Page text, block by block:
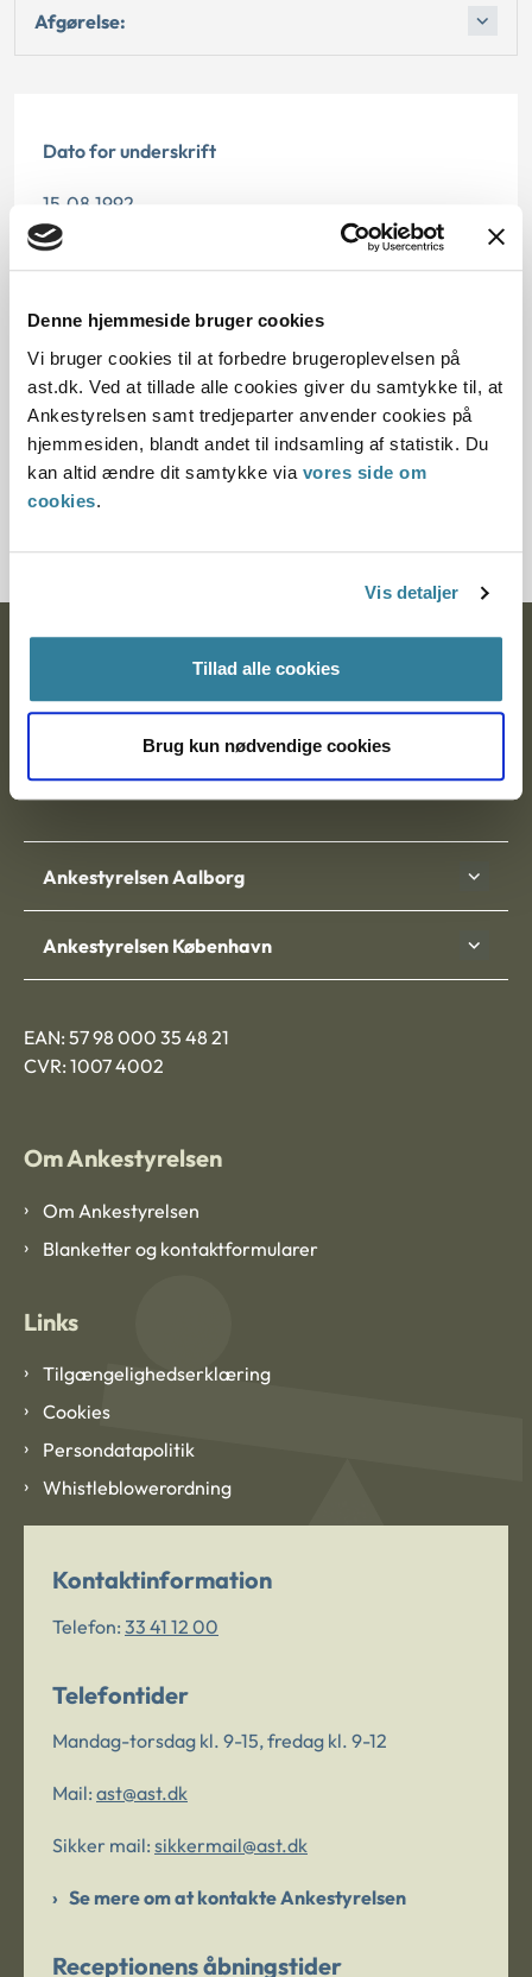
Denne hjemmeside bruger cookies
Vi bruger cookies til at forbedre brugeroplevelsen på
ast.dk. Ved at tillade alle cookies giver du samtykke til, at
Ankestyrelsen samt tredjeparter anvender cookies på
hjemmesiden, blandt andet til indsamling af statistik. Du
kan altid ændre dit samtykke via vores side om
cookies.
Vis detaljer
Tillad alle cookies
Brug kun nødvendige cookies
Afgørelse:
Dato for underskrift
15.08.1992
Offentliggørelsesdato
12.07.2013
Paragraf
§ 24
Journalnummer
Postadresse:
Nytorv 7, 2. sal
9000 Aalborg
Ankestyrelsen Aalborg
Ankestyrelsen København
EAN: 57 98 000 35 48 21
CVR: 1007 4002
Om Ankestyrelsen
Om Ankestyrelsen
Blanketter og kontaktformularer
Links
Tilgængelighedserklæring
Cookies
Persondatapolitik
Whistleblowerordning
Kontaktinformation
Telefon: 33 41 12 00
Telefontider
Mandag-torsdag kl. 9-15, fredag kl. 9-12
Mail: ast@ast.dk
Sikker mail: sikkermail@ast.dk
Se mere om at kontakte Ankestyrelsen
Receptionens åbningstider